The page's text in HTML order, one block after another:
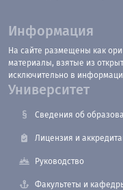
Информация
На сайте размещены как
материалы, взятые из
исключительно в
Университет
Сведения об
Лицензия и
Руководство
Факультеты и